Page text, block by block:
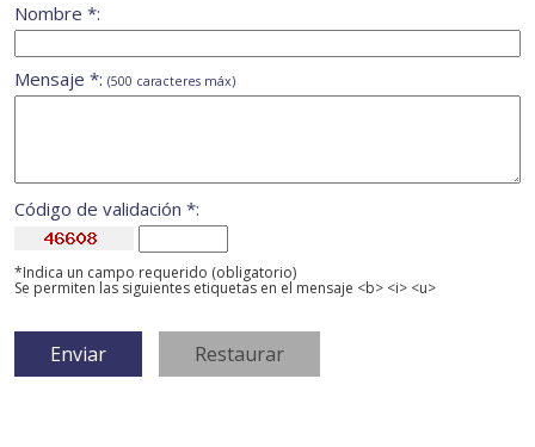
Nombre *:
Mensaje *: (500 caracteres máx)
Código de validación *:
*Indica un campo requerido (obligatorio)
Se permiten las siguientes etiquetas en el mensaje <b> <i> <u>